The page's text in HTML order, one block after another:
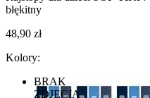
błękitny
48,90 zł
Kolory:
BRAK
ZDJĘCIA